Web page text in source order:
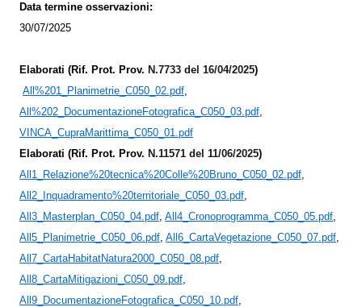
Data termine osservazioni:
30/07/2025
Elaborati (Rif. Prot. Prov. N.7733 del 16/04/2025)
All%201_Planimetrie_C050_02.pdf,
All%202_DocumentazioneFotografica_C050_03.pdf,
VINCA_CupraMarittima_C050_01.pdf
Elaborati (Rif. Prot. Prov. N.11571 del 11/06/2025)
All1_Relazione%20tecnica%20Colle%20Bruno_C050_02.pdf,
All2_Inquadramento%20territoriale_C050_03.pdf,
All3_Masterplan_C050_04.pdf, All4_Cronoprogramma_C050_05.pdf,
All5_Planimetrie_C050_06.pdf, All6_CartaVegetazione_C050_07.pdf,
All7_CartaHabitatNatura2000_C050_08.pdf,
All8_CartaMitigazioni_C050_09.pdf,
All9_DocumentazioneFotografica_C050_10.pdf,